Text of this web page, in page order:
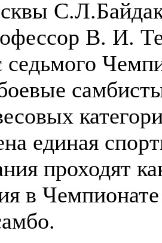
В. И.
седьмого
единая
проходят
в